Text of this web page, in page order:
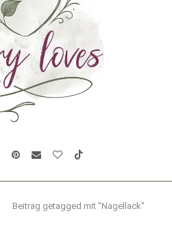
Beitrag getagged mit "Nagellack"